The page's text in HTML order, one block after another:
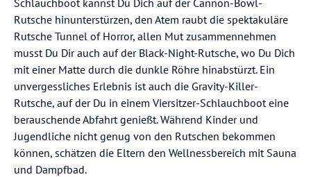
Rutsche hinunterstürzen, den Atem raubt die spektakuläre
Rutsche Tunnel of Horror, allen Mut zusammennehmen
musst Du Dir auch auf der Black-Night-Rutsche, wo Du Dich
mit einer Matte durch die dunkle Röhre hinabstürzt. Ein
unvergessliches Erlebnis ist auch die Gravity-Killer-
Rutsche, auf der Du in einem Viersitzer-Schlauchboot eine
berauschende Abfahrt genießt. Während Kinder und
Jugendliche nicht genug von den Rutschen bekommen
können, schätzen die Eltern den Wellnessbereich mit Sauna
und Dampfbad.